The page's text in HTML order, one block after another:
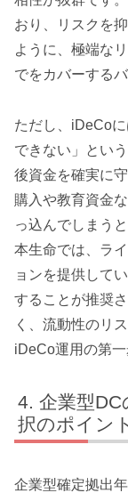
おり、リスクを
ように、極端な
でをカバーする
ただし、iDeCo
できない」とい
後資金を確実に
購入や教育資金
っ込んでしまう
本生命では、ラ
ョンを提供して
することが推奨
く、流動性のリ
iDeCo運用の第一
企業型
択のポイント
企業型確定拠出